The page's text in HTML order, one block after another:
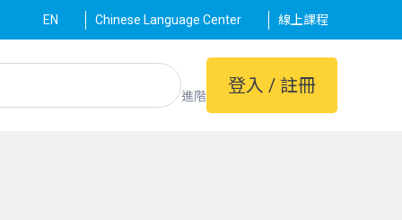
EN Chinese Language Center 線上課程
進階 登入 / 註冊